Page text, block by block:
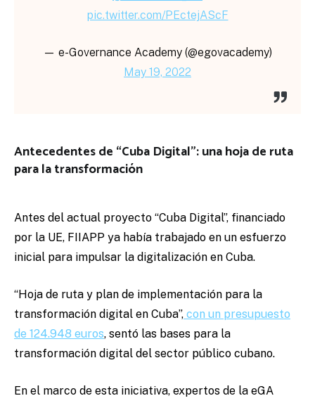
pic.twitter.com/PEctejAScF
— e-Governance Academy (@egovacademy)
May 19, 2022
Antecedentes de “Cuba Digital”: una hoja de ruta
para la transformación
Antes del actual proyecto “Cuba Digital”, financiado
por la UE, FIIAPP ya había trabajado en un esfuerzo
inicial para impulsar la digitalización en Cuba.
“Hoja de ruta y plan de implementación para la
transformación digital en Cuba”, con un presupuesto
de 124.948 euros, sentó las bases para la
transformación digital del sector público cubano.
En el marco de esta iniciativa, expertos de la eGA